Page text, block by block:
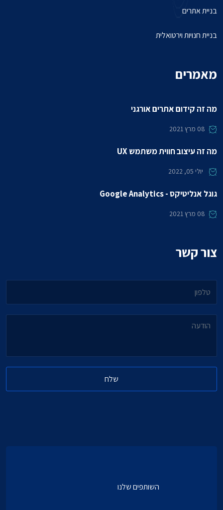
בניית אתרים
בניית חנויות וירטואלית
מאמרים
מה זה קידום אתרים אורגני
08 מרץ 2021
מה זה עיצוב חווית משתמש UX
יולי 05, 2022
גוגל אנליטיקס - Google Analytics
08 מרץ 2021
צור קשר
שלח
השותפים שלנו